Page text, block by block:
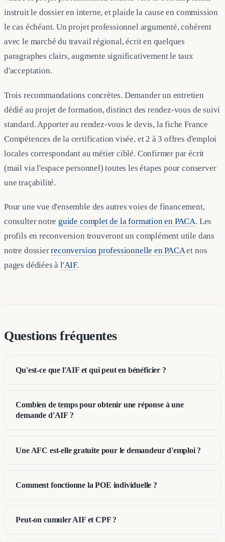
instruit le dossier en interne, et plaide la cause en commission
le cas échéant. Un projet professionnel argumenté, cohérent
avec le marché du travail régional, écrit en quelques
paragraphes clairs, augmente significativement le taux
d'acceptation.
Trois recommandations concrètes. Demander un entretien
dédié au projet de formation, distinct des rendez-vous de suivi
standard. Apporter au rendez-vous le devis, la fiche France
Compétences de la certification visée, et 2 à 3 offres d'emploi
locales correspondant au métier ciblé. Confirmer par écrit
(mail via l'espace personnel) toutes les étapes pour conserver
une traçabilité.
Pour une vue d'ensemble des autres voies de financement,
consulter notre guide complet de la formation en PACA. Les
profils en reconversion trouveront un complément utile dans
notre dossierreconversion professionnelle en PACAet nos
pages dédiées àl'AIF.
Questions fréquentes
Qu'est-ce que l'AIF et qui peut en bénéficier ?
Combien de temps pour obtenir une réponse à une
demande d'AIF ?
Une AFC est-elle gratuite pour le demandeur d'emploi ?
Comment fonctionne la POE individuelle ?
Peut-on cumuler AIF et CPF ?